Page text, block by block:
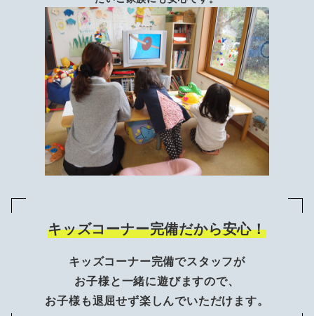
キッズコーナー完備だから安心！
キッズコーナー完備でスタッフが
お子様と一緒に遊びますので、
お子様も退屈せず楽しんでいただけます。